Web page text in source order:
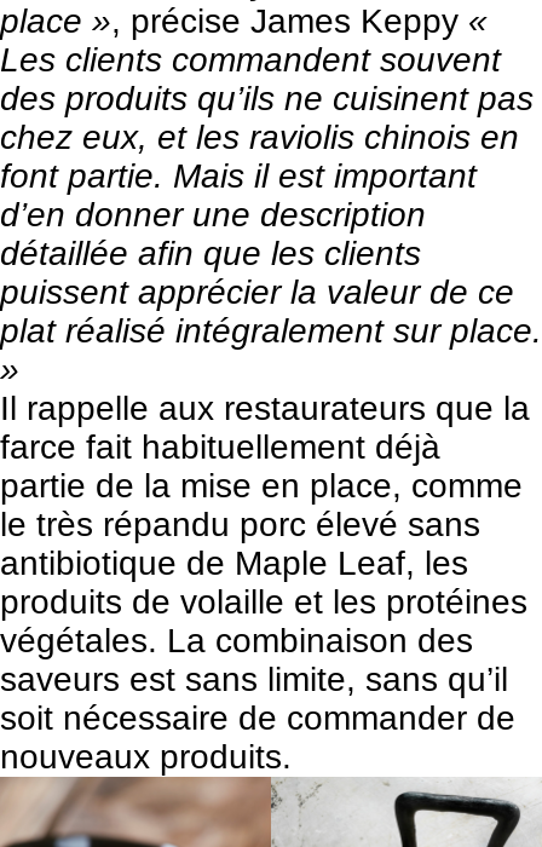
place », précise James Keppy «
Les clients commandent souvent
des produits qu’ils ne cuisinent pas
chez eux, et les raviolis chinois en
font partie. Mais il est important
d’en donner une description
détaillée afin que les clients
puissent apprécier la valeur de ce
plat réalisé intégralement sur place.
»
Il rappelle aux restaurateurs que la
farce fait habituellement déjà
partie de la mise en place, comme
le très répandu porc élevé sans
antibiotique de Maple Leaf, les
produits de volaille et les protéines
végétales. La combinaison des
saveurs est sans limite, sans qu’il
soit nécessaire de commander de
nouveaux produits.